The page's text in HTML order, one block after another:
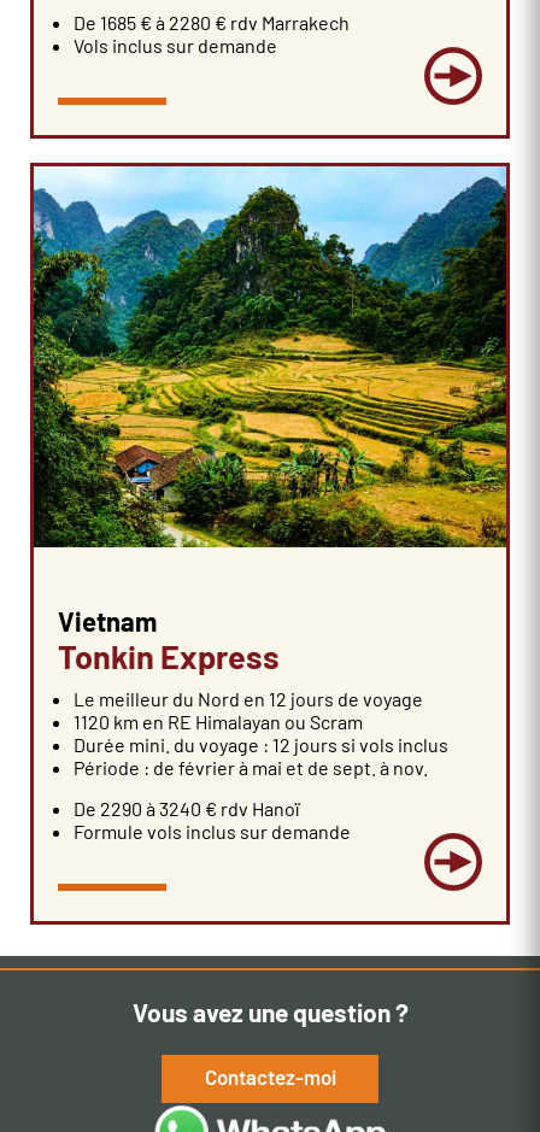
De 1685 € à 2280 € rdv Marrakech
Vols inclus sur demande
Vietnam
Tonkin Express
Le meilleur du Nord en 12 jours de voyage
1120 km en RE Himalayan ou Scram
Durée mini. du voyage : 12 jours si vols inclus
Période : de février à mai et de sept. à nov.
De 2290 à 3240 € rdv Hanoï
Formule vols inclus sur demande
Vous avez une question ?
Contactez-moi